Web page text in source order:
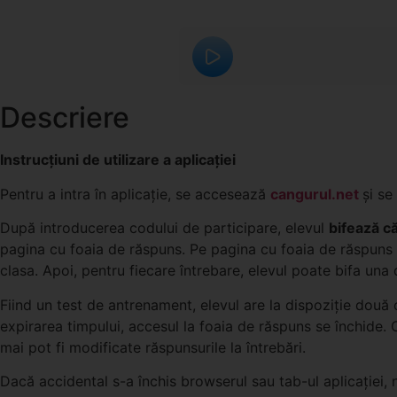
Descriere
Instrucțiuni de utilizare a aplicației
Pentru a intra în aplicație, se accesează cangurul.net și
După introducerea codului de participare, elevul bifează
pagina cu foaia de răspuns. Pe pagina cu foaia de
clasa. Apoi, pentru fiecare întrebare, elevul poate bifa una
Fiind un test de antrenament, elevul are la dispoziție
expirarea timpului, accesul la foaia de răspuns se
mai pot fi modificate răspunsurile la întrebări.
Dacă accidental s-a închis browserul sau tab-ul